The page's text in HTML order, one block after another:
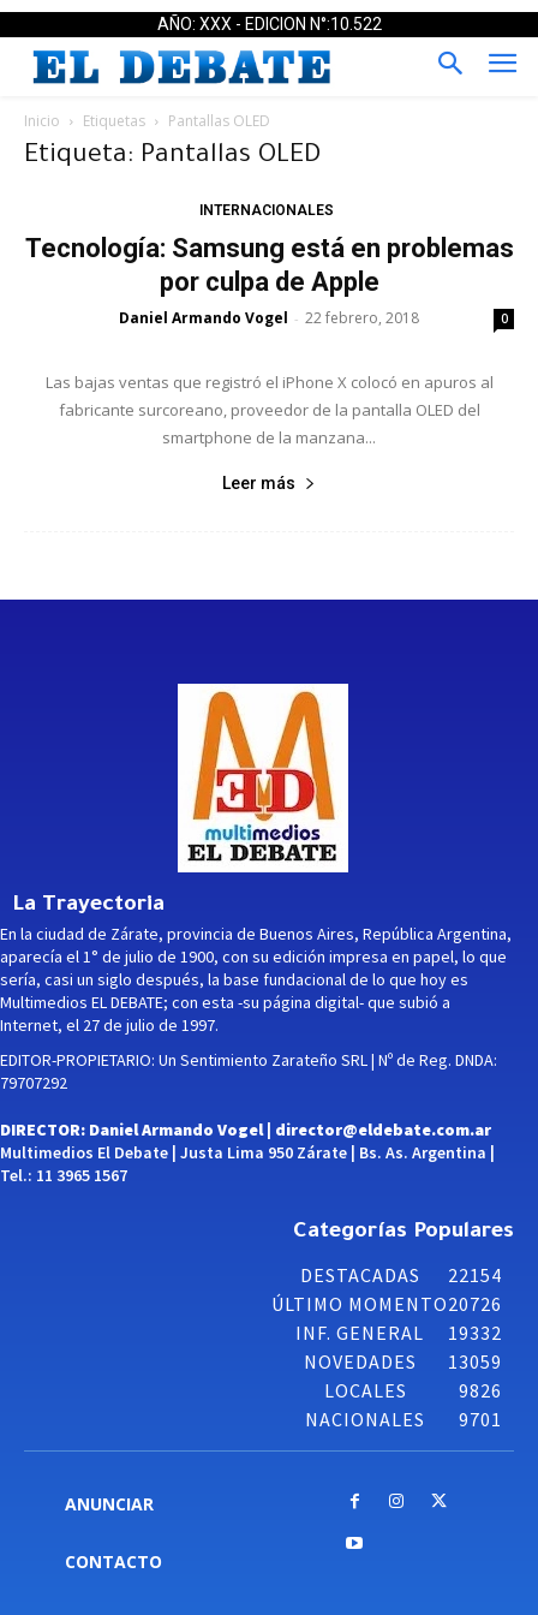
AÑO: XXX - EDICION N°:10.522
Inicio Etiquetas Pantallas OLED
Etiqueta: Pantallas OLED
INTERNACIONALES
Tecnología: Samsung está en problemas
por culpa de Apple
Daniel Armando Vogel - 22 febrero, 2018 0
Las bajas ventas que registró el iPhone X colocó en apuros al
fabricante surcoreano, proveedor de la pantalla OLED del
smartphone de la manzana...
Leer más
La Trayectoria
En la ciudad de Zárate, provincia de Buenos Aires, República Argentina,
aparecía el 1° de julio de 1900, con su edición impresa en papel, lo que
sería, casi un siglo después, la base fundacional de lo que hoy es
Multimedios EL DEBATE; con esta -su página digital- que subió a
Internet, el 27 de julio de 1997.
EDITOR-PROPIETARIO: Un Sentimiento Zarateño SRL | Nº de Reg. DNDA:
79707292
DIRECTOR: Daniel Armando Vogel | director@eldebate.com.ar
Multimedios El Debate | Justa Lima 950 Zárate | Bs. As. Argentina |
Tel.: 11 3965 1567
Categorías Populares
DESTACADAS
22154
ÚLTIMO MOMENTO20726
INF. GENERAL
19332
NOVEDADES
13059
LOCALES
9826
NACIONALES
9701
ANUNCIAR
CONTACTO